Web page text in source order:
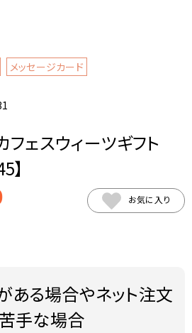
メッセージカード
フェスウィーツギフト
】
お気に入り
ある場合やネット注文
手な場合